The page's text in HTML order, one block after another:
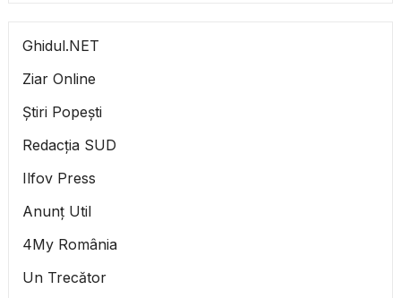
Ghidul.NET
Ziar Online
Știri Popești
Redacția SUD
Ilfov Press
Anunț Util
4My România
Un Trecător